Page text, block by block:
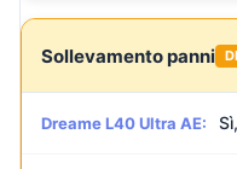
Sollevamento panni
Dreame L40 Ultra AE: